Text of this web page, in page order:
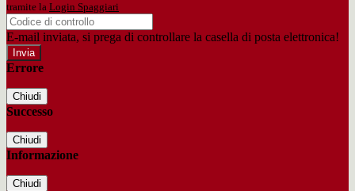
tramite la Login Spaggiari
E-mail inviata, si prega di controllare la casella di posta elettronica!
Errore
Chiudi
Successo
Chiudi
Informazione
Chiudi